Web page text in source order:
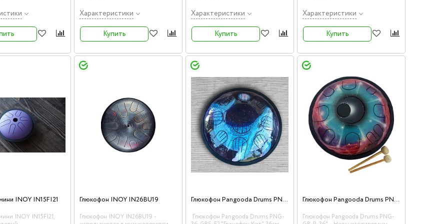
-600 с подкладкой
на молнии.
Характеристики
Купить
Характеристики
Купить
Характеристики
Купить
INOY IN15FI21
INOY IN15FI21,
Глюкофон INOY IN26BU19
Глюкофон INOY IN26BU19 -
Глюкофон Pangooda Drums PNG-36-GRS-F2 "Гранофон Кит"
Глюкофон Pangooda Drums PNG-
Глюкофон Pangooda Drums PNG-GR-P-36"
Глюкофон Pangooda Drums PNG-